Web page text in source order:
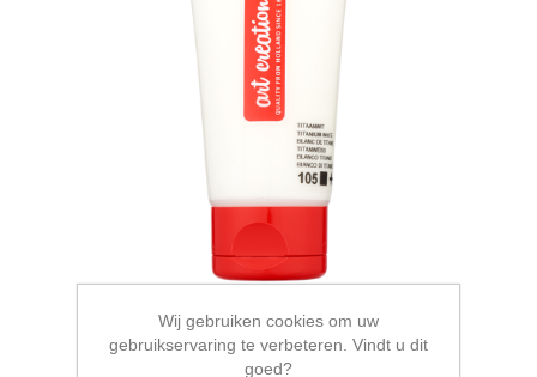
Wij gebruiken cookies om uw
gebruikservaring te verbeteren. Vindt u dit
goed?